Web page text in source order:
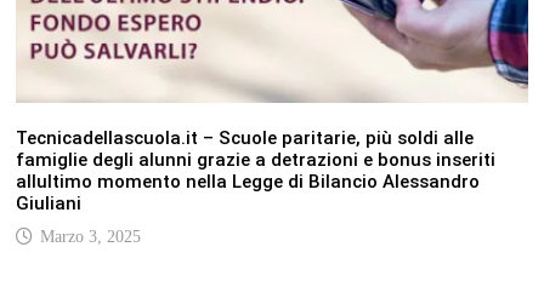
Tecnicadellascuola.it – Scuole paritarie, più soldi alle
famiglie degli alunni grazie a detrazioni e bonus inseriti
allultimo momento nella Legge di Bilancio Alessandro
Giuliani
Marzo 3, 2025